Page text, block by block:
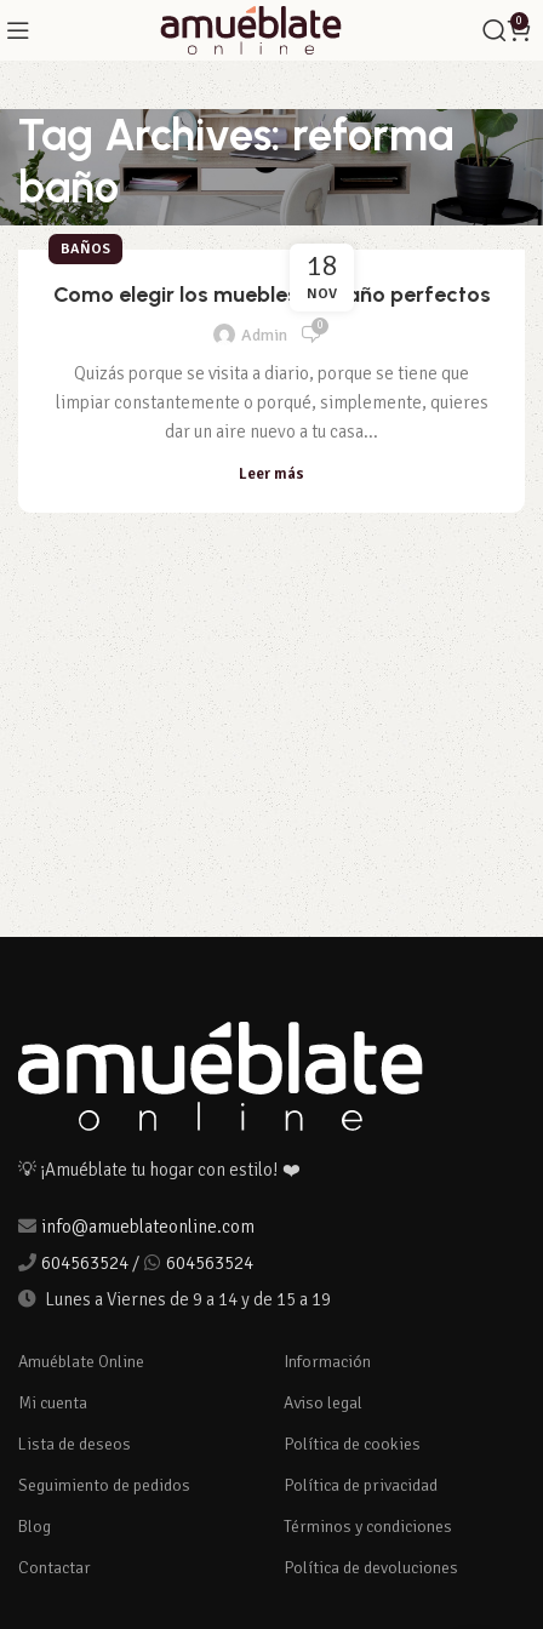
0
Tag Archives: reforma
baño
18
NOV
BAÑOS
Como elegir los muebles de baño perfectos
Admin 0
Quizás porque se visita a diario, porque se tiene que
limpiar constantemente o porqué, simplemente, quieres
dar un aire nuevo a tu casa...
Leer más
💡 ¡Amuéblate tu hogar con estilo! ❤️
info@amueblateonline.com
604563524 /
604563524
Lunes a Viernes de 9 a 14 y de 15 a 19
Amuéblate Online
Mi cuenta
Lista de deseos
Seguimiento de pedidos
Blog
Contactar
Información
Aviso legal
Política de cookies
Política de privacidad
Términos y condiciones
Política de devoluciones